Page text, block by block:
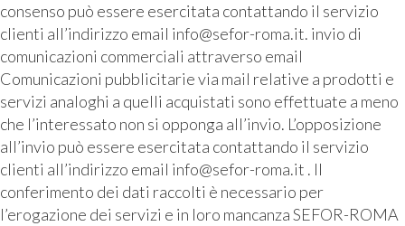
consenso può essere esercitata contattando il servizio
clienti all’indirizzo email info@sefor-roma.it. invio di
comunicazioni commerciali attraverso email
Comunicazioni pubblicitarie via mail relative a prodotti e
servizi analoghi a quelli acquistati sono effettuate a meno
che l’interessato non si opponga all’invio. L’opposizione
all’invio può essere esercitata contattando il servizio
clienti all’indirizzo email info@sefor-roma.it . Il
conferimento dei dati raccolti è necessario per
l’erogazione dei servizi e in loro mancanza SEFOR-ROMA